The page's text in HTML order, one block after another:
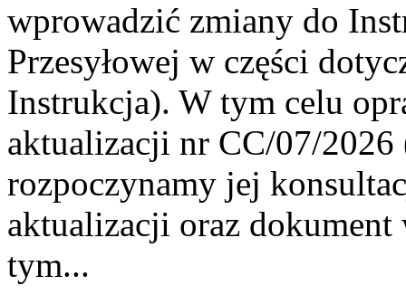
wprowadzić zmiany do
Przesyłowej w części
Instrukcja). W tym celu
aktualizacji nr CC/07/
rozpoczynamy jej
aktualizacji oraz
tym...